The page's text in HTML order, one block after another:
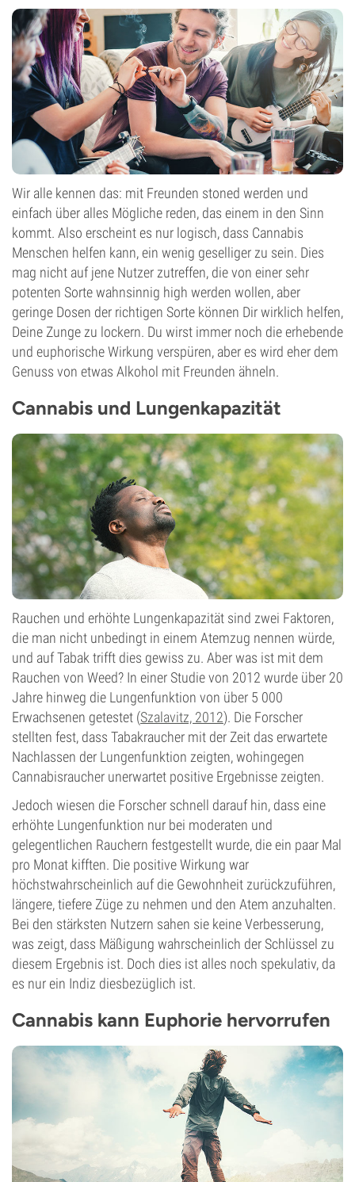
Wir alle kennen das: mit Freunden stoned werden und
einfach über alles Mögliche reden, das einem in den Sinn
kommt. Also erscheint es nur logisch, dass Cannabis
Menschen helfen kann, ein wenig geselliger zu sein. Dies
mag nicht auf jene Nutzer zutreffen, die von einer sehr
potenten Sorte wahnsinnig high werden wollen, aber
geringe Dosen der richtigen Sorte können Dir wirklich helfen,
Deine Zunge zu lockern. Du wirst immer noch die erhebende
und euphorische Wirkung verspüren, aber es wird eher dem
Genuss von etwas Alkohol mit Freunden ähneln.
Cannabis und Lungenkapazität
Rauchen und erhöhte Lungenkapazität sind zwei Faktoren,
die man nicht unbedingt in einem Atemzug nennen würde,
und auf Tabak trifft dies gewiss zu. Aber was ist mit dem
Rauchen von Weed? In einer Studie von 2012 wurde über 20
Jahre hinweg die Lungenfunktion von über 5 000
Erwachsenen getestet (Szalavitz, 2012). Die Forscher
stellten fest, dass Tabakraucher mit der Zeit das erwartete
Nachlassen der Lungenfunktion zeigten, wohingegen
Cannabisraucher unerwartet positive Ergebnisse zeigten.
Jedoch wiesen die Forscher schnell darauf hin, dass eine
erhöhte Lungenfunktion nur bei moderaten und
gelegentlichen Rauchern festgestellt wurde, die ein paar Mal
pro Monat kifften. Die positive Wirkung war
höchstwahrscheinlich auf die Gewohnheit zurückzuführen,
längere, tiefere Züge zu nehmen und den Atem anzuhalten.
Bei den stärksten Nutzern sahen sie keine Verbesserung,
was zeigt, dass Mäßigung wahrscheinlich der Schlüssel zu
diesem Ergebnis ist. Doch dies ist alles noch spekulativ, da
es nur ein Indiz diesbezüglich ist.
Cannabis kann Euphorie hervorrufen